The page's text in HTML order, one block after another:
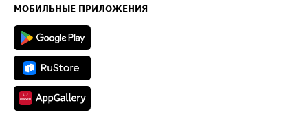
Техническая информация
МОБИЛЬНЫЕ ПРИЛОЖЕНИЯ